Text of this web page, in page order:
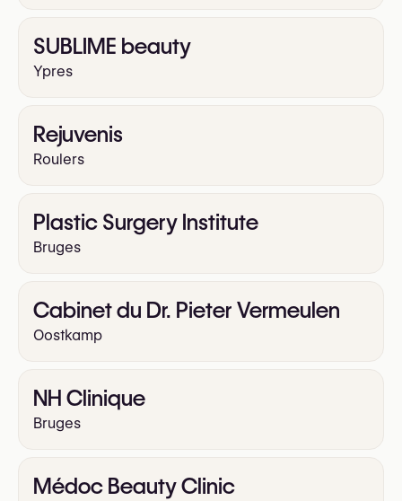
SUBLIME beauty
Ypres
Rejuvenis
Roulers
Plastic Surgery Institute
Bruges
Cabinet du Dr. Pieter Vermeulen
Oostkamp
NH Clinique
Bruges
Médoc Beauty Clinic